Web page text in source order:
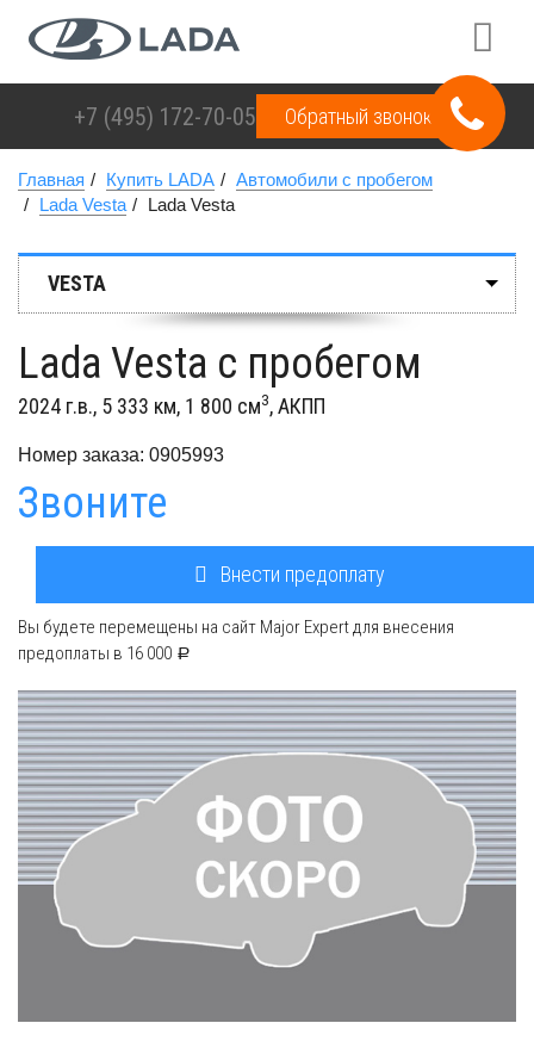
+7 (495) 172-70-05 Обратный звонок
Главная Купить LADA
Автомобили с пробегом
Lada Vesta
Lada Vesta
VESTA
Lada Vesta с пробегом
2024 г.в., 5 333 км, 1 800 см3, АКПП
Номер заказа: 0905993
Звоните
Внести предоплату
Вы будете перемещены на сайт Major Expert для внесения
предоплаты в 16 000 a